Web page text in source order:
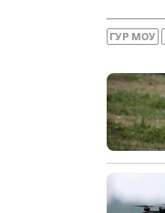
ГУР МОУ